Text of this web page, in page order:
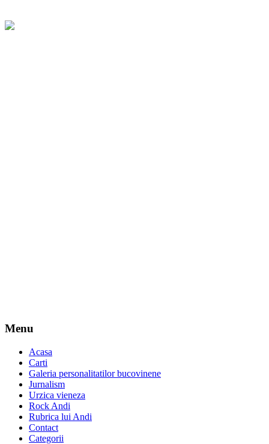
Menu
Acasa
Carti
Galeria personalitatilor bucovinene
Jurnalism
Urzica vieneza
Rock Andi
Rubrica lui Andi
Contact
Categorii